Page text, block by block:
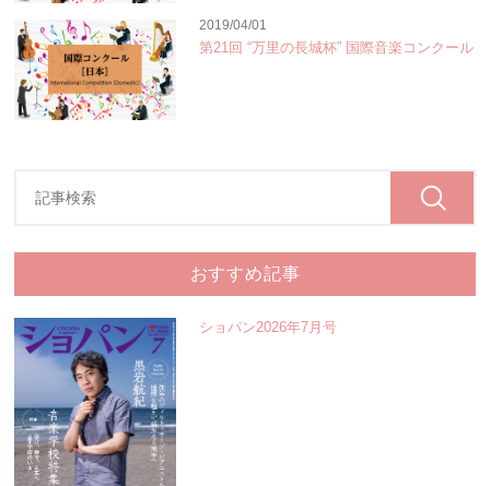
2019/04/01
第21回 “万里の長城杯” 国際音楽コンクール
おすすめ記事
ショパン2026年7月号